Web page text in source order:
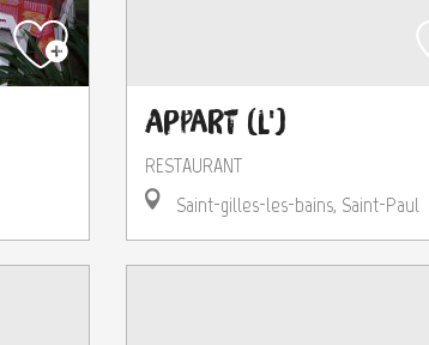
Appart (L')
RESTAURANT
Saint-gilles-les-bains, Saint-Paul